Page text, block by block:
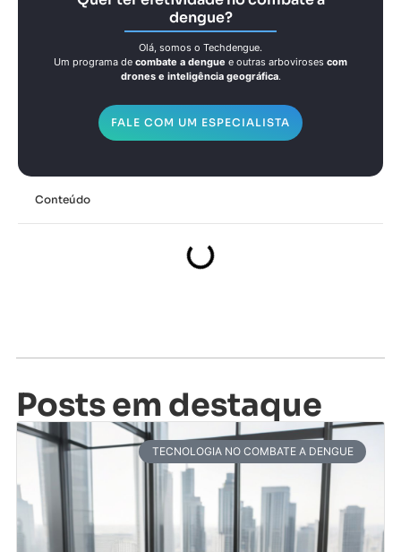
dengue?
Olá, somos o Techdengue.
Um programa de combate a dengue e outras arboviroses com
drones e inteligência geográfica.
FALE COM UM ESPECIALISTA
Conteúdo
Posts em destaque
TECNOLOGIA NO COMBATE A DENGUE